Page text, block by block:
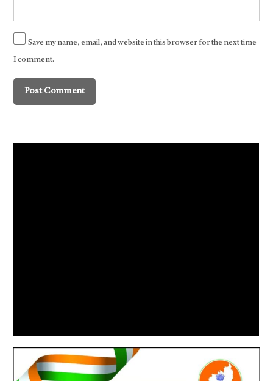
Save my name, email, and website in this browser for the next time
I comment.